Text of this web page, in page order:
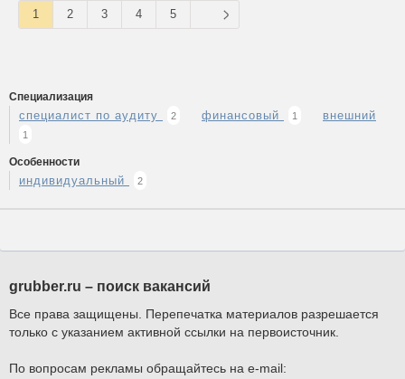
1 2 3 4 5
Специализация
специалист по аудиту 2 финансовый 1 внешний
1
Особенности
индивидуальный 2
grubber.ru – поиск вакансий
Все права защищены. Перепечатка материалов разрешается
только с указанием активной ссылки на первоисточник.
По вопросам рекламы обращайтесь на e-mail: